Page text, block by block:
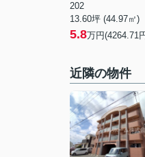
202
13.60坪 (44.97㎡)
5.8万円(4264.71
近隣の物件